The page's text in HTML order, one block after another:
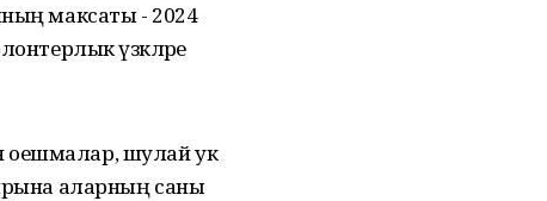
максаты - 2024
үзәкләре
оешмалар, шулай ук
аларның саны